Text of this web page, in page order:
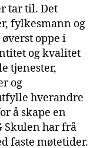
tar til. Det
fylkesmann og
oppe i
og kvalitet
tjenester,
og
hverandre
å skape en
Skulen har frå
faste møtetider.